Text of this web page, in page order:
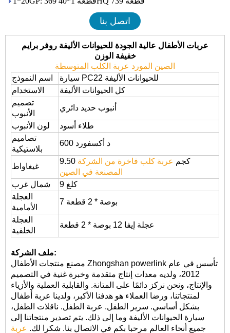
اتصل بنا
عربات الأطفال عالية الجودة للحيوانات الأليفة روفر برايم
خفيفة الوزن
الصين المورد عربة الكلب المتوسطة
اسم النموذج
سيارة PC22 للحيوانات الأليفة
الاستخدام
كل الحيوانات الأليفة
تصميم
الأنبوب
أنبوب حديد دائري
لون الأنبوب
طلاء أسود
تصاميم
بلاستيكية
600 د أكسفورد
غيغاواط
9.50 كجم عربة كلب فاخرة من الشركة
المصنعة في الصين
شمال غرب
9 كلغ
العجلة
الأمامية
7 بوصة * 2 قطعة
العجلة
الخلفية
عجلة إيفا 12 بوصة * 2 قطعة
ملف الشركة:
مصنع منتجات الأطفال Zhongshan powerlink تأسس في عام
2012، ولديه معدات إنتاج متقدمة وخبرة غنية في التصميم
والإنتاج، ونحن نركز دائمًا على المتانة. والقابلية العملية والأزياء
لمنتجاتنا، ورضا العملاء هو هدفنا الأكبر، ولدينا عربة أطفال
بشكل أساسي. سرير الطفل. عربة الطفل. ناقلات الطفل،
سيارة الحيوانات الأليفة وما إلى ذلك. يتم تصدير منتجاتنا إلى
جميع أنحاء العالم مرحبا بكم في الاتصال بنا. شكرا لك. عربة